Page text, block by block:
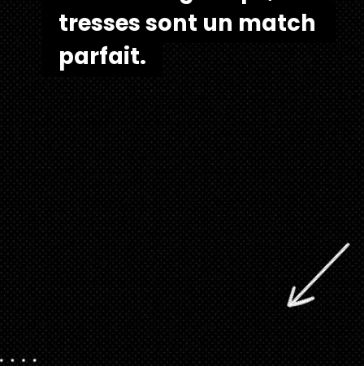
tresses sont un match
parfait.
tresses sont un match
parfait.